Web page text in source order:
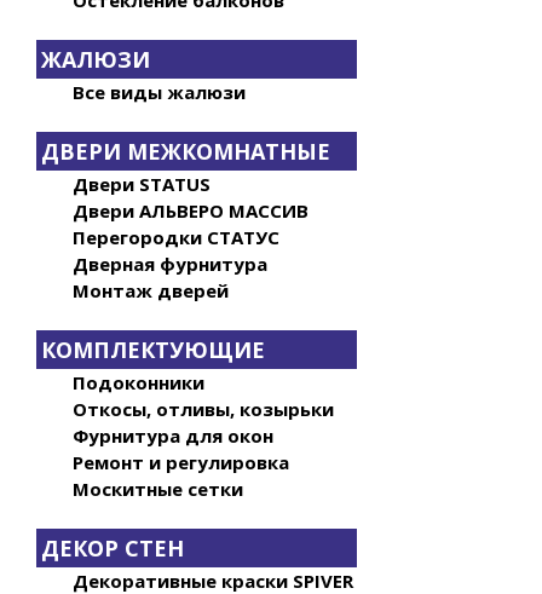
ЖАЛЮЗИ
Все виды жалюзи
ДВЕРИ МЕЖКОМНАТНЫЕ
Двери STATUS
Двери АЛЬВЕРО МАССИВ
Перегородки СТАТУС
Дверная фурнитура
Монтаж дверей
КОМПЛЕКТУЮЩИЕ
Подоконники
Откосы, отливы, козырьки
Фурнитура для окон
Ремонт и регулировка
Москитные сетки
ДЕКОР СТЕН
Декоративные краски SPIVER